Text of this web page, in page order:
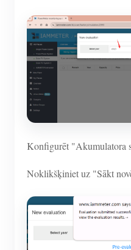
Konfigurēt "Akumulatora
Noklikšķiniet uz "Sākt